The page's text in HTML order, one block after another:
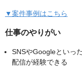
▼案件事例はこちら
仕事のやりがい
SNSやGoogleといっ
配信が経験できる